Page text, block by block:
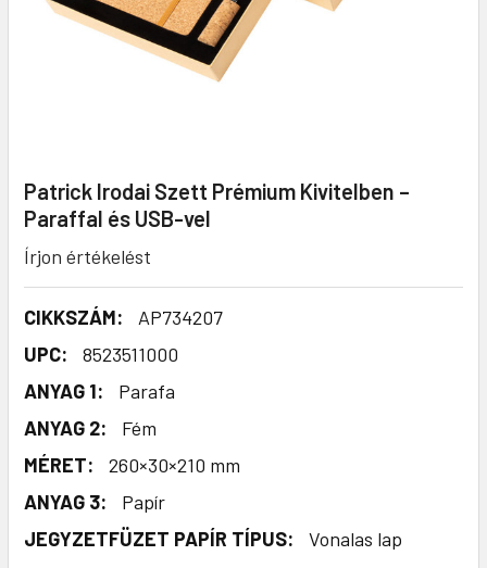
Patrick Irodai Szett Prémium Kivitelben –
Paraffal és USB-vel
Írjon értékelést
CIKKSZÁM:
AP734207
UPC:
8523511000
ANYAG 1:
Parafa
ANYAG 2:
Fém
MÉRET:
260×30×210 mm
ANYAG 3:
Papír
JEGYZETFÜZET PAPÍR TÍPUS:
Vonalas lap